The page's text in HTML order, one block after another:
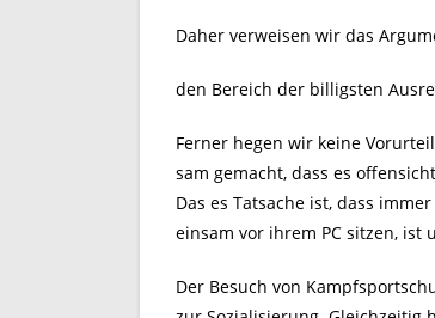
Daher verweisen wir das
den Bereich der billigsten
Ferner hegen wir keine
sam gemacht, dass es
Das es Tatsache ist, dass
einsam vor ihrem PC sitzen,
Der Besuch von